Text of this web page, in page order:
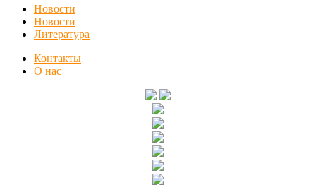
Новости
Новости
Литература
Контакты
О нас